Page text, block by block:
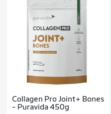
Collagen Pro Joint+ Bones
- Puravida 450g